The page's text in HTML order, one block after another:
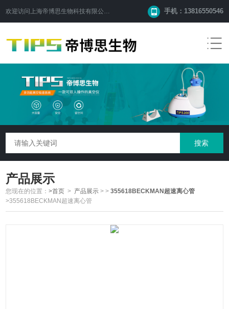
欢迎访问 上海帝博思生物科技有限公司 手机：13816550546
产品展示
您现在的位置：>首页 > 产品展示 >>355618BECKMAN超速离心管
>355618BECKMAN超速离心管